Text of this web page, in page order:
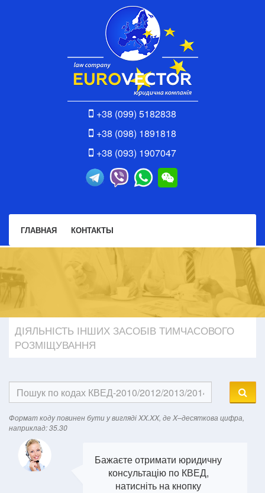
+38 (099) 5182838
+38 (098) 1891818
+38 (093) 1907047
ГЛАВНАЯ КОНТАКТЫ
ДІЯЛЬНІСТЬ ІНШИХ ЗАСОБІВ ТИМЧАСОВОГО
РОЗМІЩУВАННЯ
Формат кодy повинен бути у вигляді XX.XX, де X–десяткова цифра,
наприклад: 35.30
Бажаєте отримати юридичну
консультацію по КВЕД,
натисніть на кнопку